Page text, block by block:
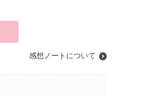
感想ノートについて